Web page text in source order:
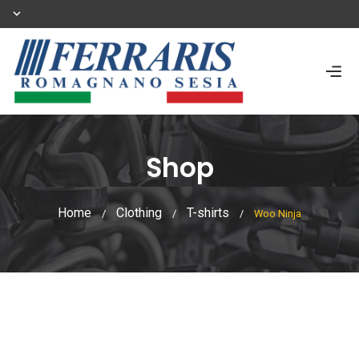
Shop
Home / Clothing / T-shirts / Woo Ninja